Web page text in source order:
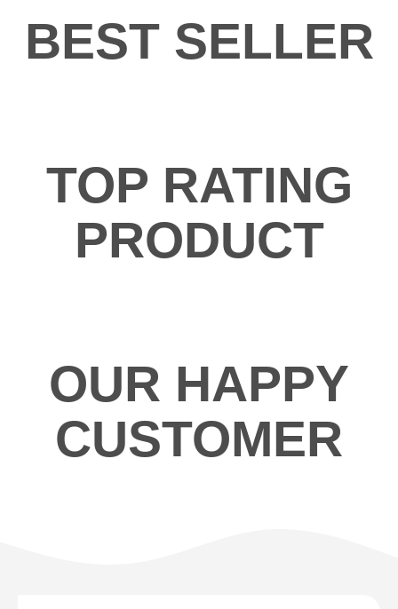
BEST SELLER
TOP RATING
PRODUCT
OUR HAPPY
CUSTOMER